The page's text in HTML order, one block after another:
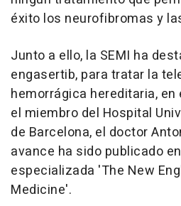
éxito los neurofibromas y
Junto a ello, la SEMI ha
engasertib, para tratar la
hemorrágica hereditaria,
el miembro del Hospital
de Barcelona, el doctor
avance ha sido publicado
especializada 'The New
Medicine'.